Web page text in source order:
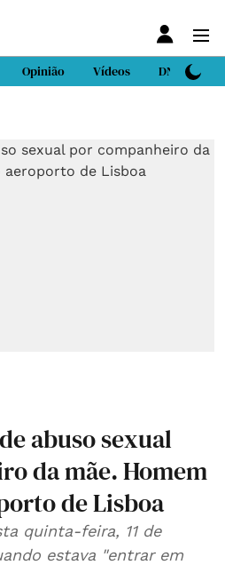
Opinião Vídeos DN Sport
abuso sexual
da mãe. Homem
de Lisboa
quinta-feira, 11 de
estava "entrar em